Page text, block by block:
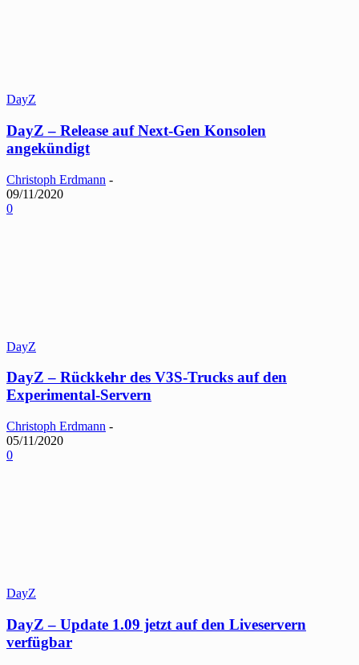
DayZ
DayZ – Release auf Next-Gen Konsolen
angekündigt
Christoph Erdmann -
09/11/2020
0
DayZ
DayZ – Rückkehr des V3S-Trucks auf den
Experimental-Servern
Christoph Erdmann -
05/11/2020
0
DayZ
DayZ – Update 1.09 jetzt auf den Liveservern
verfügbar